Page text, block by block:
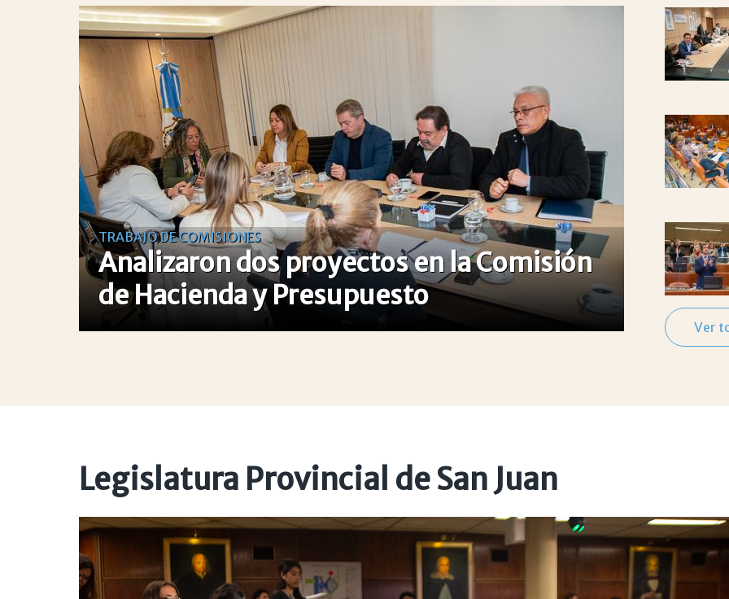
TRABAJO DE COMISIONES
Analizaron dos proyectos en la Comisión
de Hacienda y Presupuesto
Ver
Legislatura Provincial de San Juan